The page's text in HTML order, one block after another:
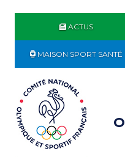
ACTUS
MAISON SPORT SANTÉ
O